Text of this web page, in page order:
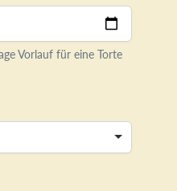
Vorlauf für eine Torte